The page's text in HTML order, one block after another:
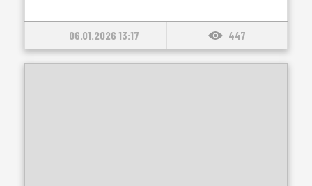
06.01.2026 13:17 447